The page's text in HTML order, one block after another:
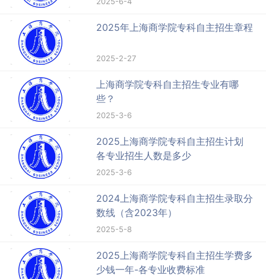
2025年上海商学院专科自主招生章程
2025-2-27
上海商学院专科自主招生专业有哪
些？
2025-3-6
2025上海商学院专科自主招生计划
各专业招生人数是多少
2025-3-6
2024上海商学院专科自主招生录取分
数线（含2023年）
2025-5-8
2025上海商学院专科自主招生学费多
少钱一年-各专业收费标准